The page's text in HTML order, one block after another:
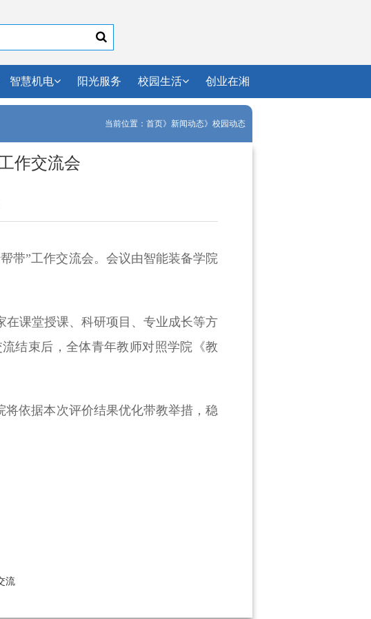
智慧机电 阳光服务 校园生活 创业在湘
当前位置： 首页》 新闻动态》 校园动态
作交流会
带”工作交流会。会议由智能装备学院
课堂授课、科研项目、专业成长等方
结束后，全体青年教师对照学院《教
将依据本次评价结果优化带教举措，稳
流